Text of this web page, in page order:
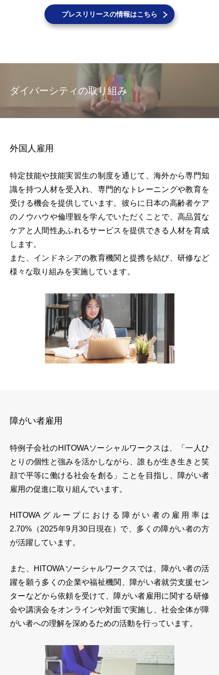
プレスリリースの情報はこちら
ダイバーシティの取り組み
外国人雇用
特定技能や技能実習生の制度を通じて、海外から専門知
識を持つ人材を受入れ、専門的なトレーニングや教育を
受ける機会を提供しています。彼らに日本の高齢者ケア
のノウハウや倫理観を学んでいただくことで、高品質な
ケアと人間性あふれるサービスを提供できる人材を育成
します。
また、インドネシアの教育機関と提携を結び、研修など
様々な取り組みを実施しています。
障がい者雇用
特例子会社のHITOWAソーシャルワークスは、「一人ひ
とりの個性と強みを活かしながら、誰もが生き生きと笑
顔で平等に働ける社会を創る」ことを目指し、障がい者
雇用の促進に取り組んでいます。
HITOWAグループにおける障がい者の雇用率は
2.70%（2025年9月30日現在）で、多くの障がい者の方
が活躍しています。
また、HITOWAソーシャルワークスでは、障がい者の活
躍を願う多くの企業や福祉機関、障がい者就労支援セン
ターなどから依頼を受けて、障がい者雇用に関する研修
会や講演会をオンラインや対面で実施し、社会全体が障
がい者への理解を深めるための活動を行っています。